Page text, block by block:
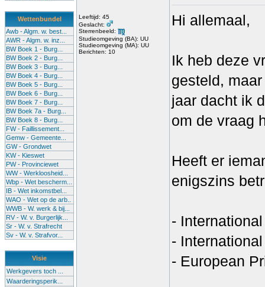
Wettenbundel
Awb - Algm. w. best...
AWR - Algm. w. inz...
BW Boek 1 - Burg...
BW Boek 2 - Burg...
BW Boek 3 - Burg...
BW Boek 4 - Burg...
BW Boek 5 - Burg...
BW Boek 6 - Burg...
BW Boek 7 - Burg...
BW Boek 7a - Burg...
BW Boek 8 - Burg...
FW - Faillissement...
Gemw - Gemeente...
GW - Grondwet
KW - Kieswet
PW - Provinciewet
WW - Werkloosheid...
Wbp - Wet bescherm...
IB - Wet inkomstbel...
WAO - Wet op de arb..
WWB - W. werk & bij...
RV - W. v. Burgerlijk...
Sr - W. v. Strafrecht
Sv - W. v. Strafvor...
Visie
Werkgevers toch ...
Waarderingsperik...
Leeftijd: 45
Geslacht:
Sterrenbeeld:
Studieomgeving (BA): UU
Studieomgeving (MA): UU
Berichten: 10
Hi allemaal,
Ik heb deze
gesteld,
jaar dacht ik
om de vraag
Heeft er
enigszins
-
-
- European